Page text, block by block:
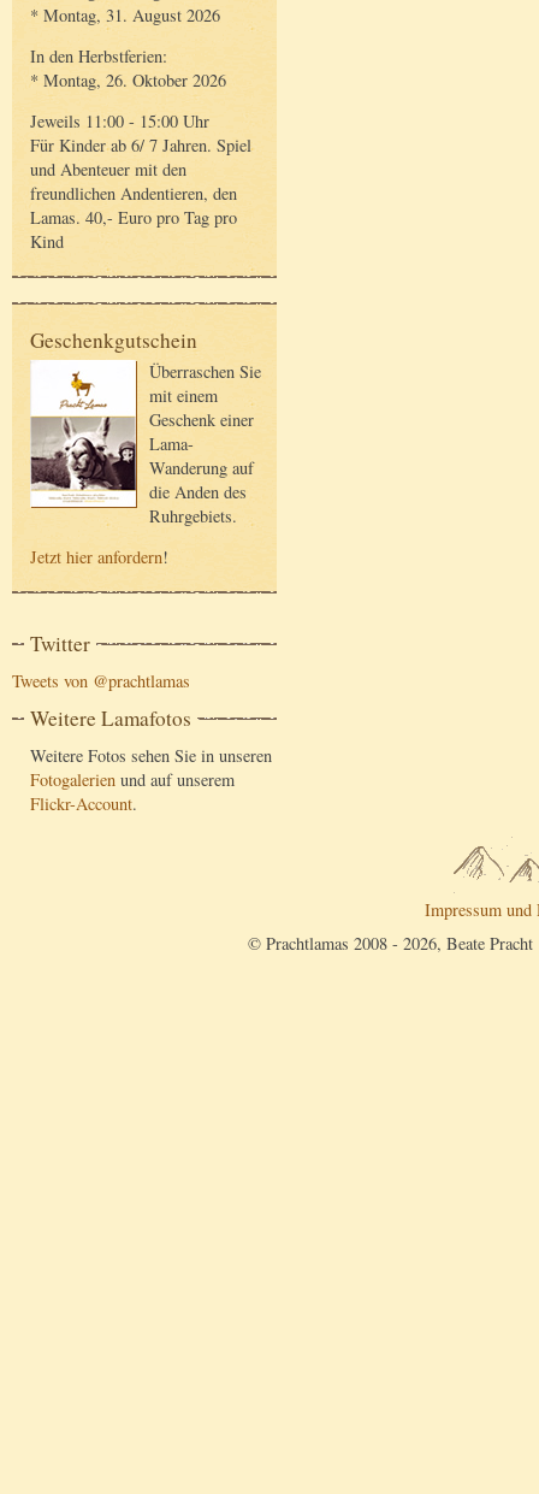
* Montag, 31. August 2026
In den Herbstferien:
* Montag, 26. Oktober 2026
Jeweils 11:00 - 15:00 Uhr
Für Kinder ab 6/ 7 Jahren. Spiel
und Abenteuer mit den
freundlichen Andentieren, den
Lamas. 40,- Euro pro Tag pro
Kind
Geschenkgutschein
Überraschen Sie
mit einem
Geschenk einer
Lama-
Wanderung auf
die Anden des
Ruhrgebiets.
Jetzt hier anfordern!
Twitter
Tweets von @prachtlamas
Weitere Lamafotos
Weitere Fotos sehen Sie in unseren
Fotogalerien und auf unserem
Flickr-Account.
Impressum und
© Prachtlamas 2008 - 2026, Beate Pracht